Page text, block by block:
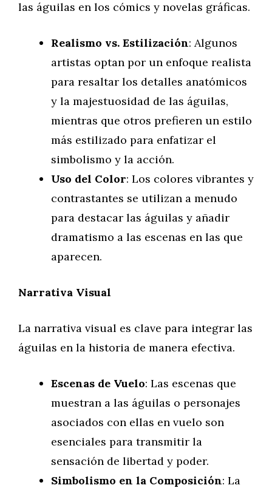
las águilas en los cómics y novelas gráficas.
Realismo vs. Estilización: Algunos
artistas optan por un enfoque realista
para resaltar los detalles anatómicos
y la majestuosidad de las águilas,
mientras que otros prefieren un estilo
más estilizado para enfatizar el
simbolismo y la acción.
Uso del Color: Los colores vibrantes y
contrastantes se utilizan a menudo
para destacar las águilas y añadir
dramatismo a las escenas en las que
aparecen.
Narrativa Visual
La narrativa visual es clave para integrar las
águilas en la historia de manera efectiva.
Escenas de Vuelo: Las escenas que
muestran a las águilas o personajes
asociados con ellas en vuelo son
esenciales para transmitir la
sensación de libertad y poder.
Simbolismo en la Composición: La